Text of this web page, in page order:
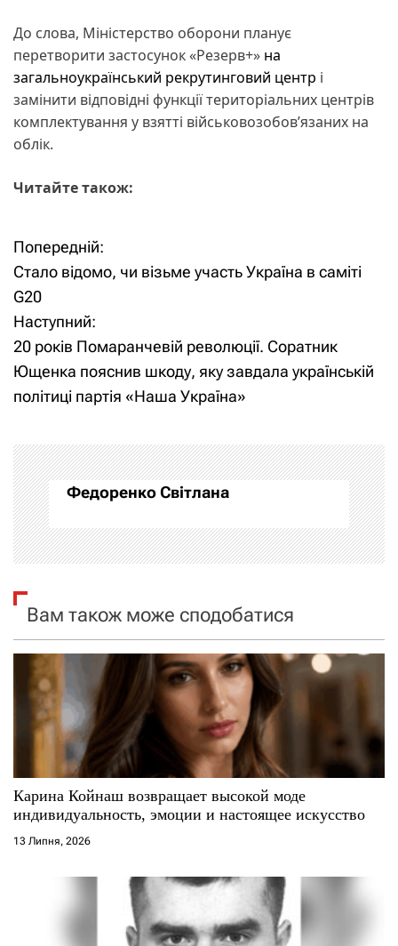
До слова, Міністерство оборони планує
перетворити застосунок «Резерв+» на
загальноукраїнський рекрутинговий центр і
замінити відповідні функції територіальних центрів
комплектування у взятті військовозобов’язаних на
облік.
Читайте також:
Н
а
в
і
г
а
ц
і
я
з
а
і
в
Попередній:
Стало відомо, чи візьме участь Україна в саміті
G20
Наступний:
20 років Помаранчевій революції. Соратник
Ющенка пояснив шкоду, яку завдала українській
політиці партія «Наша Україна»
Федоренко Світлана
Вам також може сподобатися
Карина Койнаш возвращает высокой моде
индивидуальность, эмоции и настоящее искусство
13 Липня, 2026